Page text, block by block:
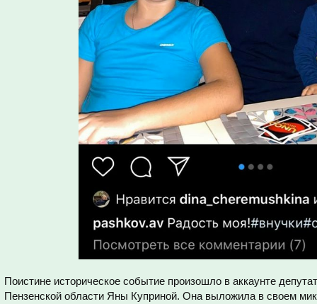
Поистине историческое событие произошло в аккаунте
Пензенской области Яны Куприной. Она выложила в своем